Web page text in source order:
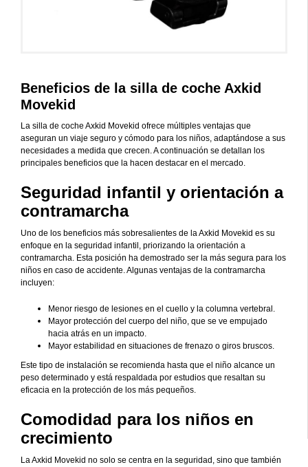
Beneficios de la silla de coche Axkid
Movekid
La silla de coche Axkid Movekid ofrece múltiples ventajas que
aseguran un viaje seguro y cómodo para los niños, adaptándose a sus
necesidades a medida que crecen. A continuación se detallan los
principales beneficios que la hacen destacar en el mercado.
Seguridad infantil y orientación a
contramarcha
Uno de los beneficios más sobresalientes de la Axkid Movekid es su
enfoque en la seguridad infantil, priorizando la orientación a
contramarcha. Esta posición ha demostrado ser la más segura para los
niños en caso de accidente. Algunas ventajas de la contramarcha
incluyen:
Menor riesgo de lesiones en el cuello y la columna vertebral.
Mayor protección del cuerpo del niño, que se ve empujado
hacia atrás en un impacto.
Mayor estabilidad en situaciones de frenazo o giros bruscos.
Este tipo de instalación se recomienda hasta que el niño alcance un
peso determinado y está respaldada por estudios que resaltan su
eficacia en la protección de los más pequeños.
Comodidad para los niños en
crecimiento
La Axkid Movekid no solo se centra en la seguridad, sino que también